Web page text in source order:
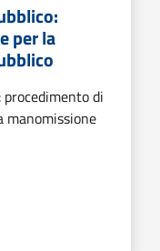
per la
di
manomissione